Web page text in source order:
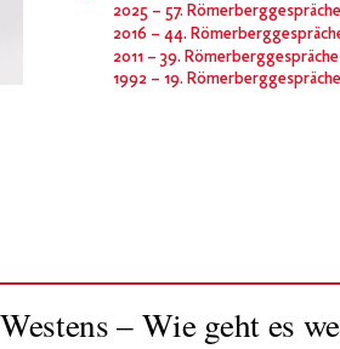
2025 – 57.
2016 – 44. Römerberggespräche –
2011 – 39. Römerberggespräche
1992 – 19.
– Wie geht es